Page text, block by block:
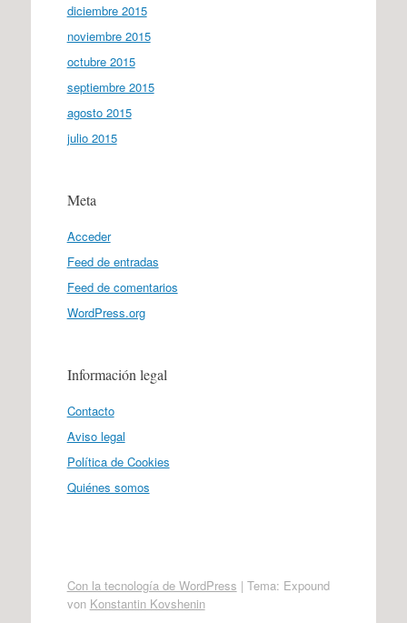
diciembre 2015
noviembre 2015
octubre 2015
septiembre 2015
agosto 2015
julio 2015
Meta
Acceder
Feed de entradas
Feed de comentarios
WordPress.org
Información legal
Contacto
Aviso legal
Política de Cookies
Quiénes somos
Con la tecnología de WordPress | Tema: Expound
von Konstantin Kovshenin